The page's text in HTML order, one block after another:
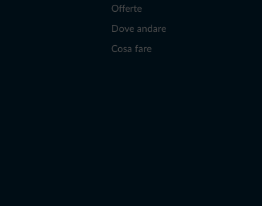
Offerte
Dove andare
Cosa fare